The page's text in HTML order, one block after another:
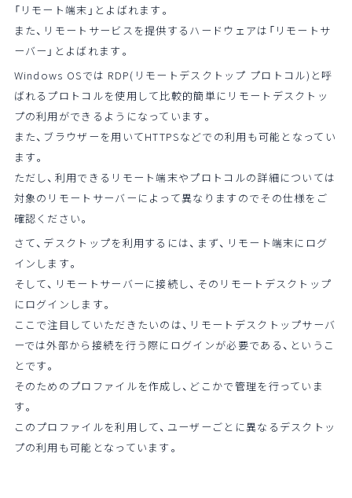
「リモート端末」とよばれます。
また、リモートサービスを提供するハードウェアは「リモートサ
ーバー」とよばれます。
Windows OSでは RDP(リモートデスクトップ プロトコル)と呼
ばれるプロトコルを使用して比較的簡単にリモートデスクトッ
プの利用ができるようになっています。
また、ブラウザーを用いてHTTPSなどでの利用も可能となってい
ます。
ただし、利用できるリモート端末やプロトコルの詳細については
対象のリモートサーバーによって異なりますのでその仕様をご
確認ください。
さて、デスクトップを利用するには、まず、リモート端末にログ
インします。
そして、リモートサーバーに接続し、そのリモートデスクトップ
にログインします。
ここで注目していただきたいのは、リモートデスクトップサーバ
ーでは外部から接続を行う際にログインが必要である、というこ
とです。
そのためのプロファイルを作成し、どこかで管理を行っていま
す。
このプロファイルを利用して、ユーザーごとに異なるデスクトッ
プの利用も可能となっています。